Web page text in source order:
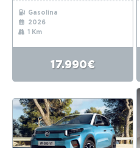
Gasolina
2026
1 Km
17.990€